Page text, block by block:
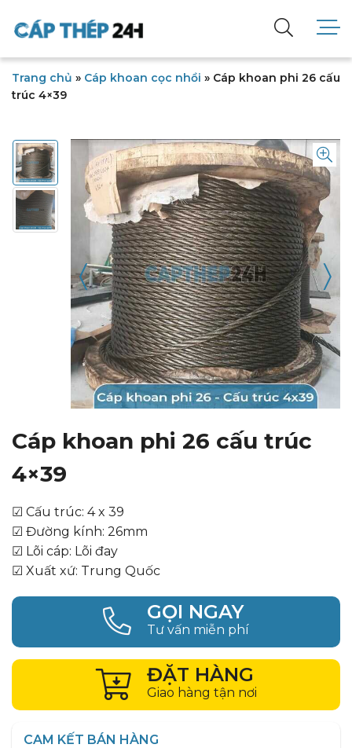
Trang chủ » Cáp khoan cọc nhồi » Cáp khoan phi 26 cấu
trúc 4×39
〈 〉
Cáp khoan phi 26 cấu trúc
4×39
☑ Cấu trúc: 4 x 39
☑ Đường kính: 26mm
☑ Lõi cáp: Lõi đay
☑ Xuất xứ: Trung Quốc
GỌI NGAY
Tư vấn miễn phí
ĐẶT HÀNG
Giao hàng tận nơi
CAM KẾT BÁN HÀNG